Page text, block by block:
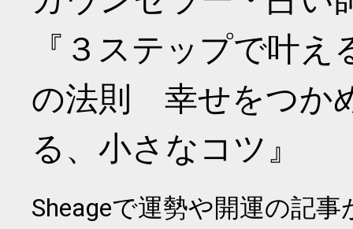
『３ステップで叶
の法則 幸せをつか
る、小さなコツ』
Sheageで運勢や開運の記